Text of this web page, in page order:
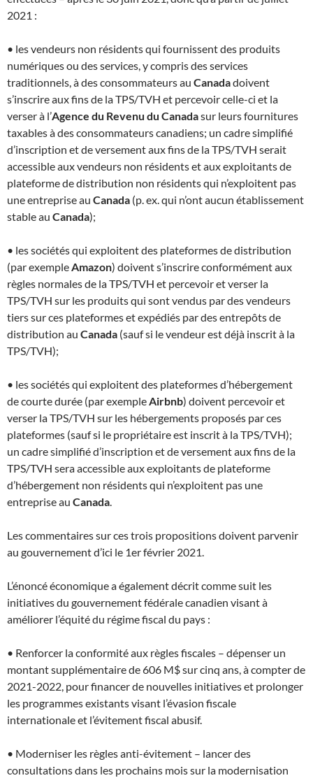
2021 :
• les vendeurs non résidents qui fournissent des produits
numériques ou des services, y compris des services
traditionnels, à des consommateurs au Canadadoivent
s’inscrire aux fins de la TPS/TVH et percevoir celle-ci et la
verser à l’Agence du Revenu du Canadasur leurs fournitures
taxables à des consommateurs canadiens; un cadre simplifié
d’inscription et de versement aux fins de la TPS/TVH serait
accessible aux vendeurs non résidents et aux exploitants de
plateforme de distribution non résidents qui n’exploitent pas
une entreprise au Canada (p. ex. qui n’ont aucun établissement
stable au Canada);
• les sociétés qui exploitent des plateformes de distribution
(par exempleAmazon) doivent s’inscrire conformément aux
règles normales de la TPS/TVH et percevoir et verser la
TPS/TVH sur les produits qui sont vendus par des vendeurs
tiers sur ces plateformes et expédiés par des entrepôts de
distribution au Canada (sauf si le vendeur est déjà inscrit à la
TPS/TVH);
• les sociétés qui exploitent des plateformes d’hébergement
de courte durée (par exempleAirbnb) doivent percevoir et
verser la TPS/TVH sur les hébergements proposés par ces
plateformes (sauf si le propriétaire est inscrit à la TPS/TVH);
un cadre simplifié d’inscription et de versement aux fins de la
TPS/TVH sera accessible aux exploitants de plateforme
d’hébergement non résidents qui n’exploitent pas une
entreprise au Canada.
Les commentaires sur ces trois propositions doivent parvenir
au gouvernement d’ici le 1er février 2021.
L’énoncé économique a également décrit comme suit les
initiatives du gouvernement fédérale canadien visant à
améliorer l’équité du régime fiscal du pays :
• Renforcer la conformité aux règles fiscales – dépenser un
montant supplémentaire de 606 M$ sur cinq ans, à compter de
2021-2022, pour financer de nouvelles initiatives et prolonger
les programmes existants visant l’évasion fiscale
internationale et l’évitement fiscal abusif.
• Moderniser les règles anti-évitement – lancer des
consultations dans les prochains mois sur la modernisation